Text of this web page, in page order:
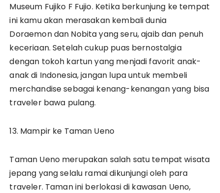
Museum Fujiko F Fujio. Ketika berkunjung ke tempat
ini kamu akan merasakan kembali dunia
Doraemon dan Nobita yang seru, ajaib dan penuh
keceriaan. Setelah cukup puas bernostalgia
dengan tokoh kartun yang menjadi favorit anak-
anak di Indonesia, jangan lupa untuk membeli
merchandise sebagai kenang-kenangan yang bisa
traveler bawa pulang.
13. Mampir ke Taman Ueno
Taman Ueno merupakan salah satu tempat wisata
jepang yang selalu ramai dikunjungi oleh para
traveler. Taman ini berlokasi di kawasan Ueno,